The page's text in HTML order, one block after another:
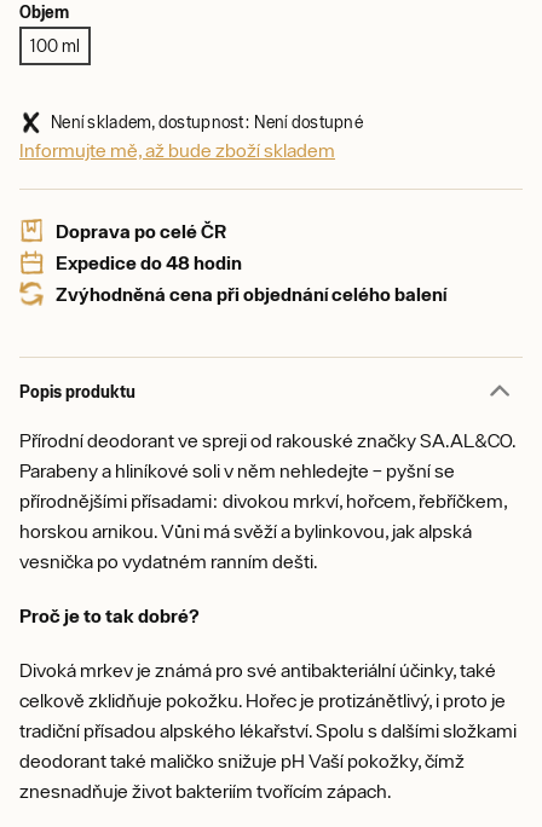
Objem
100 ml
Není skladem, dostupnost: Není dostupné
Informujte mě, až bude zboží skladem
Doprava po celé ČR
Expedice do 48 hodin
Zvýhodněná cena při objednání celého balení
Popis produktu
Přírodní deodorant ve spreji od rakouské značky SA.AL&CO.
Parabeny a hliníkové soli v něm nehledejte – pyšní se
přírodnějšími přísadami: divokou mrkví, hořcem, řebříčkem,
horskou arnikou. Vůni má svěží a bylinkovou, jak alpská
vesnička po vydatném ranním dešti.
Proč je to tak dobré?
Divoká mrkev je známá pro své antibakteriální účinky, také
celkově zklidňuje pokožku. Hořec je protizánětlivý, i proto je
tradiční přísadou alpského lékařství. Spolu s dalšími složkami
deodorant také maličko snižuje pH Vaší pokožky, čímž
znesnadňuje život bakteriím tvořícím zápach.